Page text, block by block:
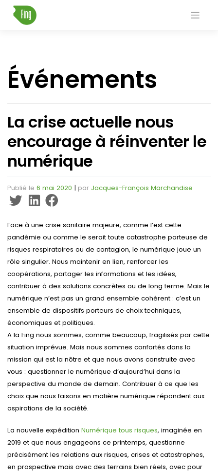
content
Événements
La crise actuelle nous
encourage à réinventer le
numérique
Publié le 6 mai 2020 | par Jacques-François Marchandise
Face à une crise sanitaire majeure, comme l’est cette
pandémie ou comme le serait toute catastrophe porteuse de
risques respiratoires ou de contagion, le numérique joue un
rôle singulier. Nous maintenir en lien, renforcer les
coopérations, partager les informations et les idées,
contribuer à des solutions concrètes ou de long terme. Mais le
numérique n’est pas un grand ensemble cohérent : c’est un
ensemble de dispositifs porteurs de choix techniques,
économiques et politiques.
A la Fing nous sommes, comme beaucoup, fragilisés par cette
situation imprévue. Mais nous sommes confortés dans la
mission qui est la nôtre et que nous avons construite avec
vous : questionner le numérique d’aujourd’hui dans la
perspective du monde de demain. Contribuer à ce que les
choix que nous faisons en matière numérique répondent aux
aspirations de la société.
La nouvelle expédition Numérique tous risques, imaginée en
2019 et que nous engageons ce printemps, questionne
précisément les relations aux risques, crises et catastrophes,
en prospective mais avec des terrains bien réels, avec pour